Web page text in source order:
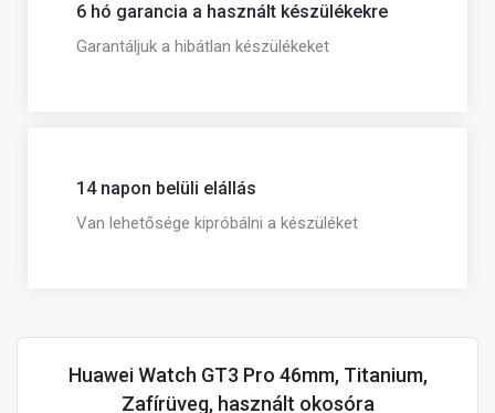
6 hó garancia a használt készülékekre
Garantáljuk a hibátlan készülékeket
14 napon belüli elállás
Van lehetősége kipróbálni a készüléket
HASZNÁLT OKOSÓRÁK ÉS AKTIVITÁSMÉRŐK
Huawei Watch GT3 Pro 46mm, Titanium,
Zafírüveg, használt okosóra